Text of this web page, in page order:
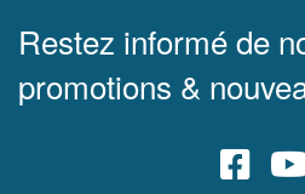
Restez informé de
promotions &